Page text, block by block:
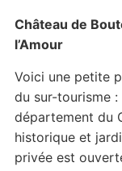
Château de
l’Amour
Voici une petite
du sur-tourisme
département du
historique et
privée est